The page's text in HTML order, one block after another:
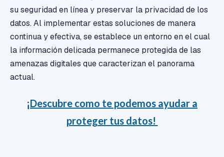
su seguridad en línea y preservar la privacidad de los
datos. Al implementar estas soluciones de manera
continua y efectiva, se establece un entorno en el cual
la información delicada permanece protegida de las
amenazas digitales que caracterizan el panorama
actual.
¡Descubre como te podemos ayudar a
proteger tus datos!